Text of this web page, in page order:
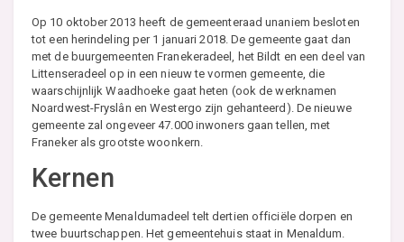
Op 10 oktober 2013 heeft de gemeenteraad unaniem besloten
tot een herindeling per 1 januari 2018. De gemeente gaat dan
met de buurgemeenten Franekeradeel, het Bildt en een deel van
Littenseradeel op in een nieuw te vormen gemeente, die
waarschijnlijk Waadhoeke gaat heten (ook de werknamen
Noardwest-Fryslân en Westergo zijn gehanteerd). De nieuwe
gemeente zal ongeveer 47.000 inwoners gaan tellen, met
Franeker als grootste woonkern.
Kernen
De gemeente Menaldumadeel telt dertien officiële dorpen en
twee buurtschappen. Het gemeentehuis staat in Menaldum.